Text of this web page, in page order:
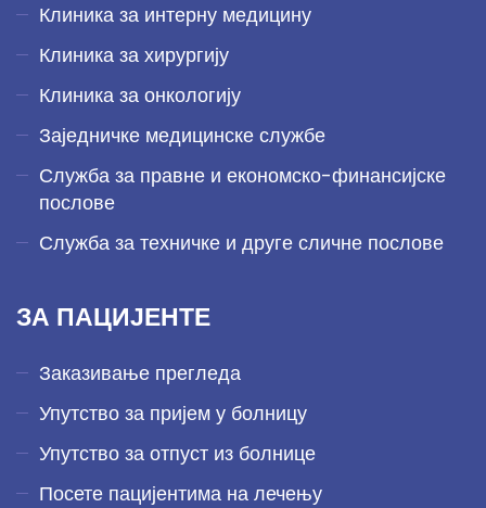
Клиника за интерну медицину
Клиника за хирургију
Клиника за онкологију
Заједничке медицинске службе
Служба за правне и економско-финансијске
послове
Служба за техничке и друге сличне послове
ЗА ПАЦИЈЕНТЕ
Заказивање прегледа
Упутство за пријем у болницу
Упутство за отпуст из болнице
Посете пацијентима на лечењу